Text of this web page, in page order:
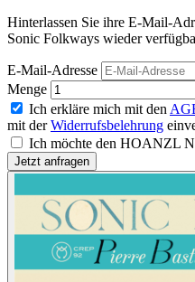
Hinterlassen Sie ihre E-Mail-
Sonic Folkways wieder
E-Mail-Adresse
Menge
Ich erkläre mich mit den
mit derWiderrufsbelehrung
Ich möchte den HOANZL